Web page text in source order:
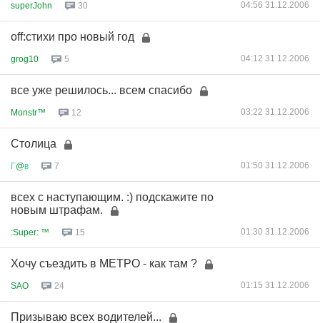
superJohn 30 04:56 31.12.2006
off:стихи про новый год
grog10 5 04:12 31.12.2006
все уже решилось... всем спасибо
Monstr™ 12 03:22 31.12.2006
Столица
Г@в 7 01:50 31.12.2006
всех с наступающим. :) подскажите по
новым штрафам.
:Super: ™ 15 01:30 31.12.2006
Хочу съездить в МЕТРО - как там ?
SAO 24 01:15 31.12.2006
Призываю всех водителей...